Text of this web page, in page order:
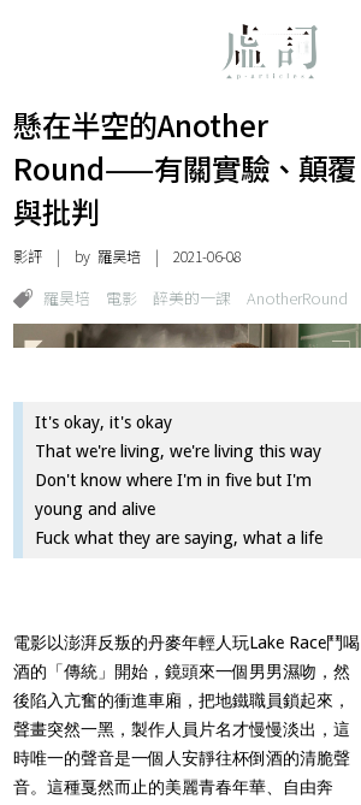
懸在半空的Another
Round——有關實驗、顛覆
與批判
影評 | by 羅昊培 | 2021-06-08
羅昊培 電影 醉美的一課 AnotherRound
It's okay, it's okay
That we're living, we're living this way
Don't know where I'm in five but I'm
young and alive
Fuck what they are saying, what a life
電影以澎湃反叛的丹麥年輕人玩Lake Race鬥喝
酒的「傳統」開始，鏡頭來一個男男濕吻，然
後陷入亢奮的衝進車廂，把地鐵職員鎖起來，
聲畫突然一黑，製作人員片名才慢慢淡出，這
時唯一的聲音是一個人安靜往杯倒酒的清脆聲
音。這種戛然而止的美麗青春年華、自由奔